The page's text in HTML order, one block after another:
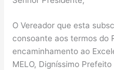
O Vereador que esta
consoante aos termos do
encaminhamento ao
MELO, Digníssimo